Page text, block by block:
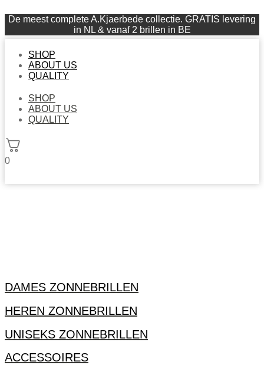
De meest complete A.Kjaerbede collectie. GRATIS levering
in NL & vanaf 2 brillen in BE
SHOP
ABOUT US
QUALITY
SHOP
ABOUT US
QUALITY
0
DAMES ZONNEBRILLEN
HEREN ZONNEBRILLEN
UNISEKS ZONNEBRILLEN
ACCESSOIRES